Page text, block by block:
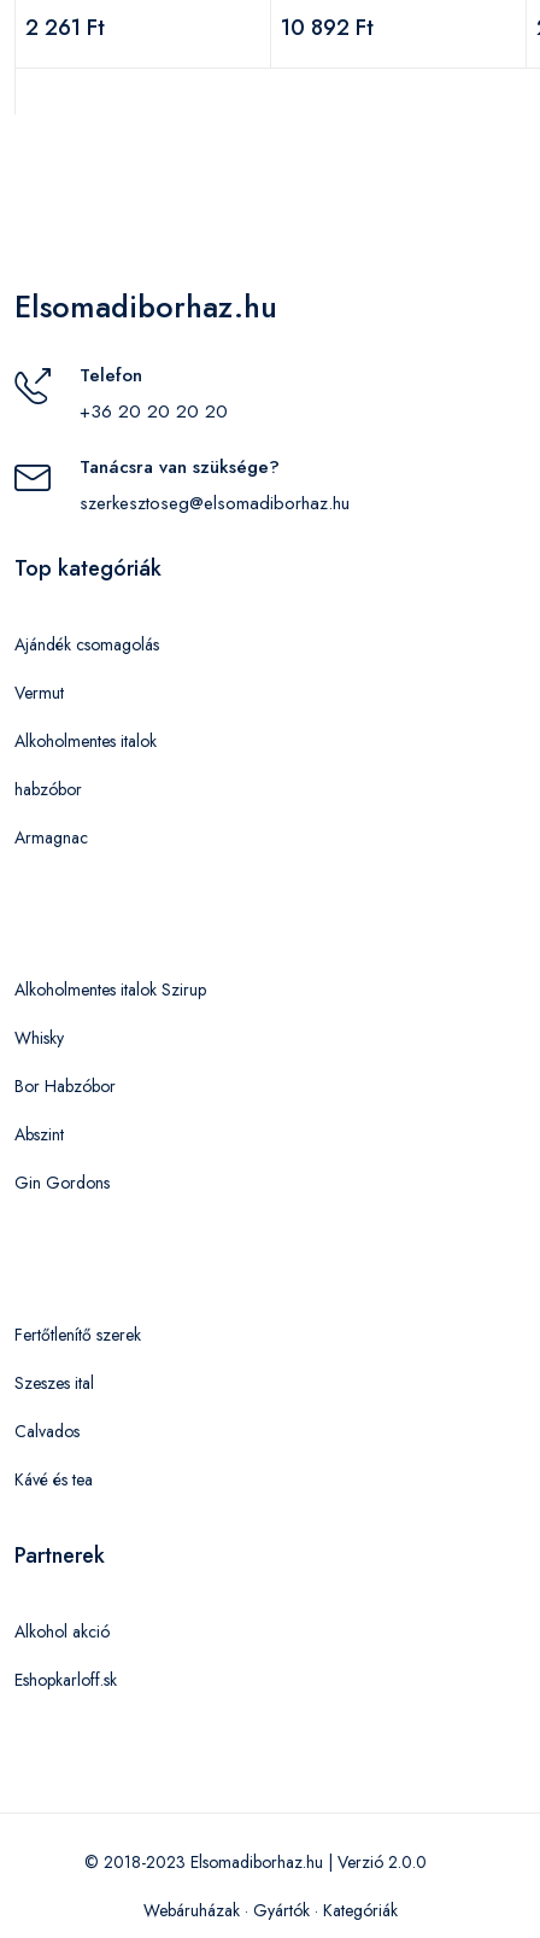
2 261 Ft 10 892 Ft
Elsomadiborhaz.hu
Telefon
+36 20 20 20 20
Tanácsra van szüksége?
szerkesztoseg@elsomadiborhaz.hu
Top kategóriák
Ajándék csomagolás
Vermut
Alkoholmentes italok
habzóbor
Armagnac
Alkoholmentes italok Szirup
Whisky
Bor Habzóbor
Abszint
Gin Gordons
Fertőtlenítő szerek
Szeszes ital
Calvados
Kávé és tea
Partnerek
Alkohol akció
Eshopkarloff.sk
© 2018-2023 Elsomadiborhaz.hu | Verzió 2.0.0
Webáruházak· Gyártók· Kategóriák